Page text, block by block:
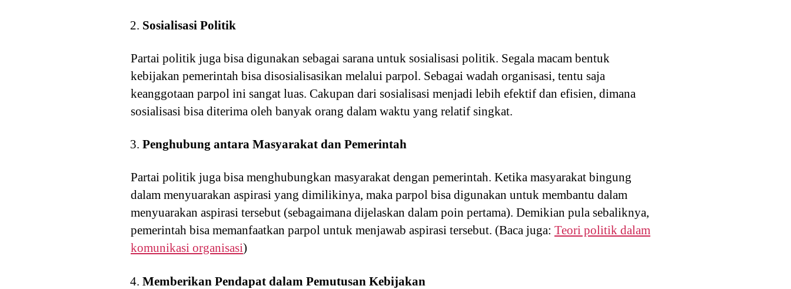
Sosialisasi Politik
Partai politik juga bisa digunakan sebagai sarana untuk sosialisasi politik. Segala macam bentuk
kebijakan pemerintah bisa disosialisasikan melalui parpol. Sebagai wadah organisasi, tentu saja
keanggotaan parpol ini sangat luas. Cakupan dari sosialisasi menjadi lebih efektif dan efisien, dimana
sosialisasi bisa diterima oleh banyak orang dalam waktu yang relatif singkat.
Penghubung antara Masyarakat dan Pemerintah
Partai politik juga bisa menghubungkan masyarakat dengan pemerintah. Ketika masyarakat bingung
dalam menyuarakan aspirasi yang dimilikinya, maka parpol bisa digunakan untuk membantu dalam
menyuarakan aspirasi tersebut (sebagaimana dijelaskan dalam poin pertama). Demikian pula sebaliknya,
pemerintah bisa memanfaatkan parpol untuk menjawab aspirasi tersebut. (Baca juga: Teori politik dalam
komunikasi organisasi)
Memberikan Pendapat dalam Pemutusan Kebijakan